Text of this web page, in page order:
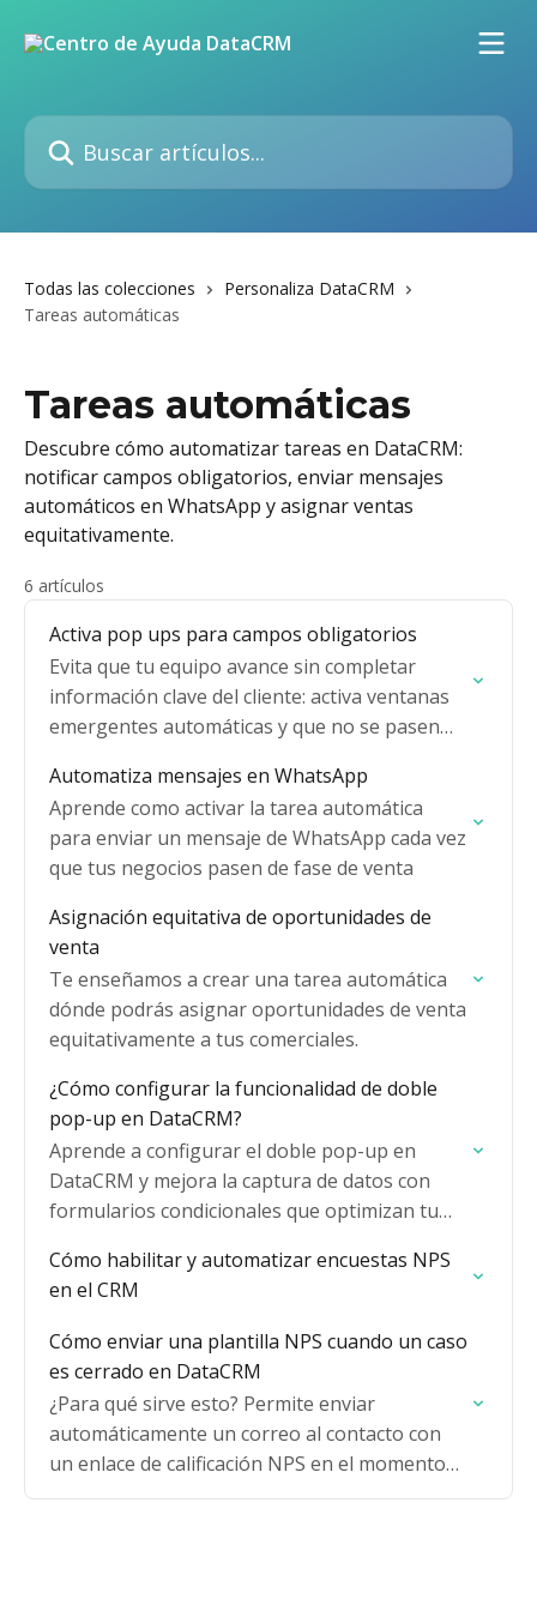
Buscar artículos...
Todas las colecciones
Personaliza DataCRM
Tareas automáticas
Tareas automáticas
Descubre cómo automatizar tareas en DataCRM:
notificar campos obligatorios, enviar mensajes
automáticos en WhatsApp y asignar ventas
equitativamente.
6 artículos
Activa pop ups para campos obligatorios
Evita que tu equipo avance sin completar
información clave del cliente: activa ventanas
emergentes automáticas y que no se pasen
Automatiza mensajes en WhatsApp
Aprende como activar la tarea automática
para enviar un mensaje de WhatsApp cada vez
que tus negocios pasen de fase de venta
Asignación equitativa de oportunidades de
venta
Te enseñamos a crear una tarea automática
dónde podrás asignar oportunidades de venta
equitativamente a tus comerciales.
¿Cómo configurar la funcionalidad de doble
pop-up en DataCRM?
Aprende a configurar el doble pop-up en
DataCRM y mejora la captura de datos con
formularios condicionales que optimizan tu
Cómo habilitar y automatizar encuestas NPS
en el CRM
Cómo enviar una plantilla NPS cuando un caso
es cerrado en DataCRM
¿Para qué sirve esto? Permite enviar
automáticamente un correo al contacto con
un enlace de calificación NPS en el momento
en que un caso es cerrado, ayudándote a